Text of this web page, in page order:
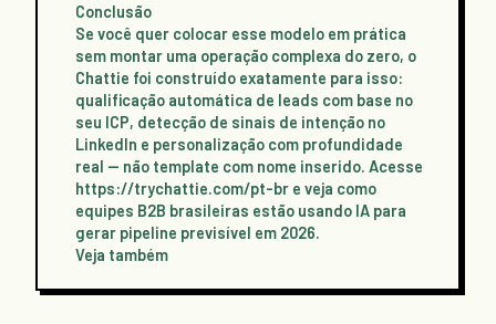
Conclusão
Se você quer colocar esse modelo em prática
sem montar uma operação complexa do zero, o
Chattie foi construído exatamente para isso:
qualificação automática de leads com base no
seu ICP, detecção de sinais de intenção no
LinkedIn e personalização com profundidade
real — não template com nome inserido. Acesse
https://trychattie.com/pt-br e veja como
equipes B2B brasileiras estão usando IA para
gerar pipeline previsível em 2026.
Veja também